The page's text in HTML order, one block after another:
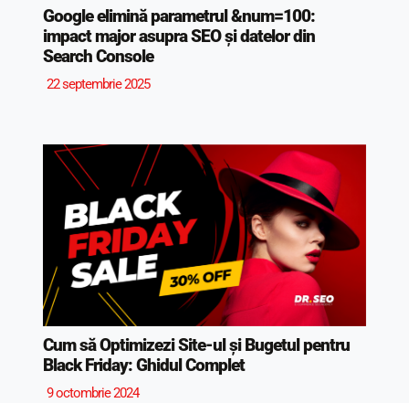
Google elimină parametrul &num=100:
impact major asupra SEO și datelor din
Search Console
22 septembrie 2025
Cum să Optimizezi Site-ul și Bugetul pentru
Black Friday: Ghidul Complet
9 octombrie 2024